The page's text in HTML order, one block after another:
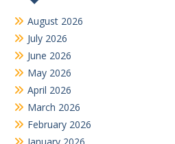
August 2026
July 2026
June 2026
May 2026
April 2026
March 2026
February 2026